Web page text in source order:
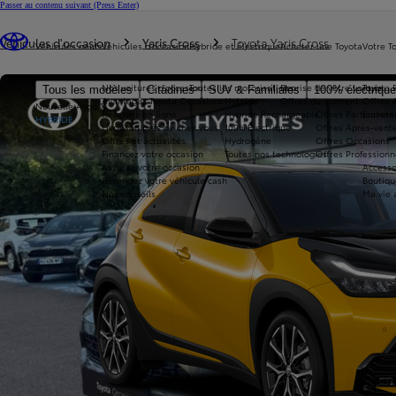
Passer au contenu suivant (Press Enter)
Véhicules neufs
Tous les modèles Citadines SUV & Familiales 100%
Nouvelle Aygo X
HYBRIDE
Véhicules d'occasion
Nos voitures d'occasion
Avantages Toyota Occasions
Réservez en ligne
Livraison près de chez vous
Offres et actualités
Financez votre occasion
Assurez votre occasion
Revendez votre véhicule cash
Nos conseils
Hybride et électrique
Toutes les motorisations
Hybride
Hybride Rechargeable
100% Électrique
Hydrogène
Toutes nos technologies
Acheter une Toyota
Reprise de votre voiture
Offres du moment
Offres Particuliers
Offres Après-
Offres Occasions
Offres
Votre
Toyota
Offres
Ma vie
Véhicules d'occasion Yaris Cross Toyota Yaris Cross